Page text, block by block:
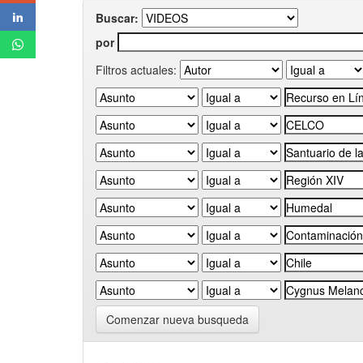
Buscar:
por
Filtros actuales:
Comenzar nueva busqueda